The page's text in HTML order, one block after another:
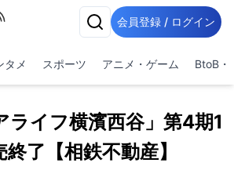
会員登録 / ログイン
タメ スポーツ アニメ・ゲーム BtoB・
ライフ横濱西谷」第4期1
了【相鉄不動産】